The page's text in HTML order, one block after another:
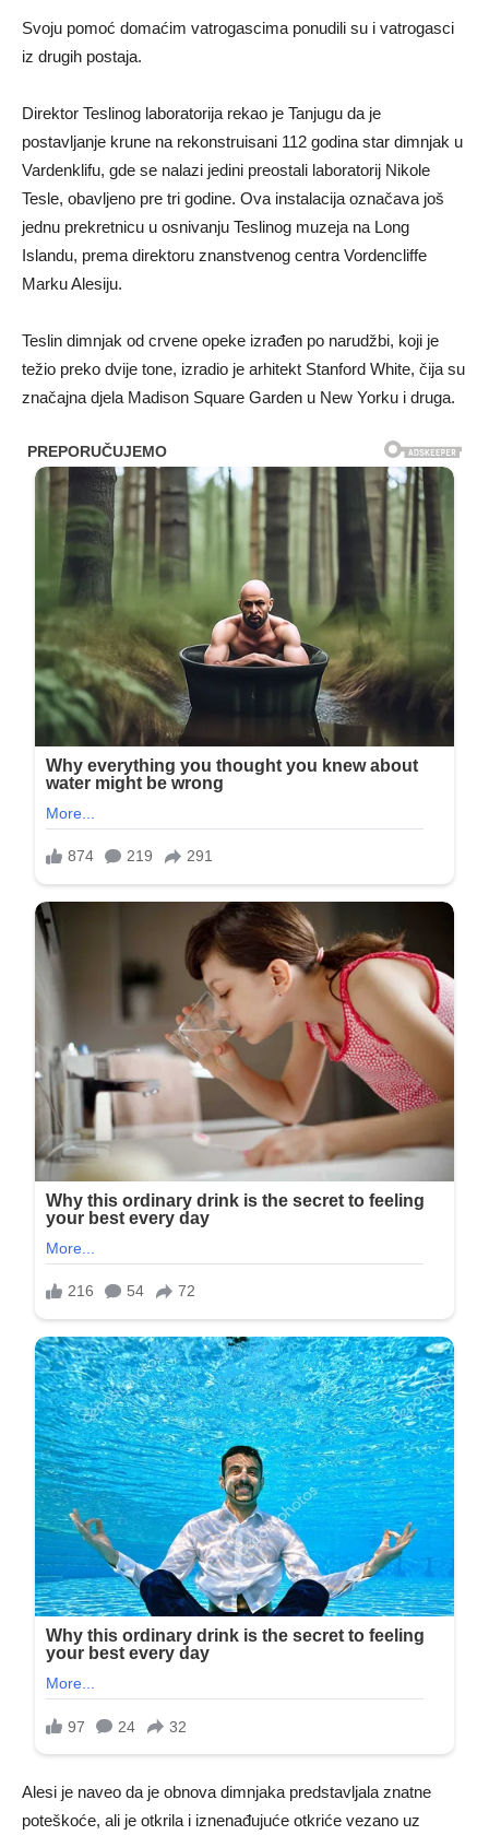
Svoju pomoć domaćim vatrogascima ponudili su i vatrogasci
iz drugih postaja.
Direktor Teslinog laboratorija rekao je Tanjugu da je
postavljanje krune na rekonstruisani 112 godina star dimnjak u
Vardenklifu, gde se nalazi jedini preostali laboratorij Nikole
Tesle, obavljeno pre tri godine. Ova instalacija označava još
jednu prekretnicu u osnivanju Teslinog muzeja na Long
Islandu, prema direktoru znanstvenog centra Vordencliffe
Marku Alesiju.
Teslin dimnjak od crvene opeke izrađen po narudžbi, koji je
težio preko dvije tone, izradio je arhitekt Stanford White, čija su
značajna djela Madison Square Garden u New Yorku i druga.
Alesi je naveo da je obnova dimnjaka predstavljala znatne
poteškoće, ali je otkrila i iznenađujuće otkriće vezano uz